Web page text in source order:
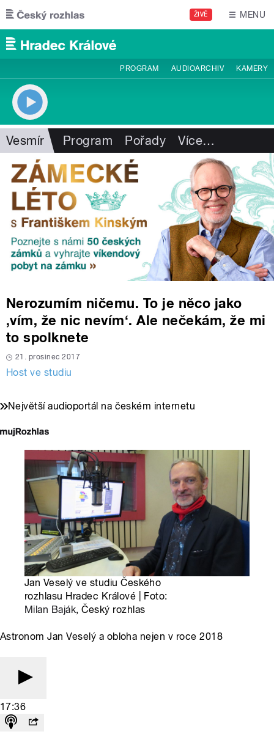
Přejít k hlavnímu obsahu
ŽIVĚ MENU
PROGRAM AUDIOARCHIV KAMERY
Vesmír Program Pořady Více…
Nerozumím ničemu. To je něco jako
‚vím, že nic nevím‘. Ale nečekám, že mi
to spolknete
21. prosinec 2017
Host ve studiu
Největší audioportál na českém internetu
Jan Veselý ve studiu Českého
rozhlasu Hradec Králové | Foto:
Milan Baják, Český rozhlas
Astronom Jan Veselý a obloha nejen v roce 2018
17:36